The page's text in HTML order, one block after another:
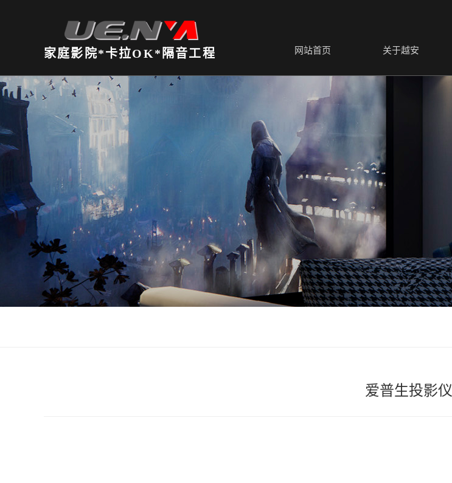
家庭影院*卡拉OK*隔音工程 网站首页 关于越安
爱普生投影仪